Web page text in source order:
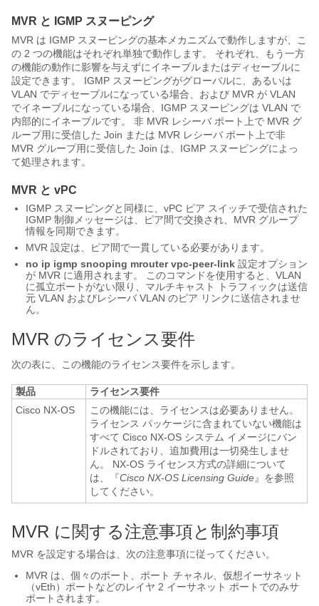
MVR と IGMP スヌーピング
MVR は IGMP スヌーピングの基本メカニズムで動作しますが、こ
の 2 つの機能はそれぞれ単独で動作します。 それぞれ、もう一方
の機能の動作に影響を与えずにイネーブルまたはディセーブルに
設定できます。 IGMP スヌーピングがグローバルに、あるいは
VLAN でディセーブルになっている場合、および MVR が VLAN
でイネーブルになっている場合、IGMP スヌーピングは VLAN で
内部的にイネーブルです。 非 MVR レシーバ ポート上で MVR グ
ループ用に受信した Join または MVR レシーバ ポート上で非
MVR グループ用に受信した Join は、IGMP スヌーピングによっ
て処理されます。
MVR と vPC
IGMP スヌーピングと同様に、vPC ピア スイッチで受信された
IGMP 制御メッセージは、ピア間で交換され、MVR グループ
情報を同期できます。
MVR 設定は、ピア間で一貫している必要があります。
no ip igmp snooping mrouter vpc-peer-link 設定オプション
が MVR に適用されます。 このコマンドを使用すると、VLAN
に孤立ポートがない限り、マルチキャスト トラフィックは送信
元 VLAN およびレシーバ VLAN のピア リンクに送信されませ
ん。
MVR のライセンス要件
次の表に、この機能のライセンス要件を示します。
製品
ライセンス要件
Cisco NX-OS
この機能には、ライセンスは必要ありません。
ライセンス パッケージに含まれていない機能は
すべて Cisco NX-OS システム イメージにバン
ドルされており、追加費用は一切発生しませ
ん。 NX-OS ライセンス方式の詳細について
は、『Cisco NX-OS Licensing Guide』を参照
してください。
MVR に関する注意事項と制約事項
MVR を設定する場合は、次の注意事項に従ってください。
MVR は、個々のポート、ポート チャネル、仮想イーサネット
（vEth）ポートなどのレイヤ 2 イーサネット ポートでのみサ
ポートされます。